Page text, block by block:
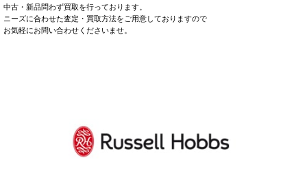
中古・新品問わず買取を行っております。
ニーズに合わせた査定・買取方法をご用意しておりますので
お気軽にお問い合わせくださいませ。